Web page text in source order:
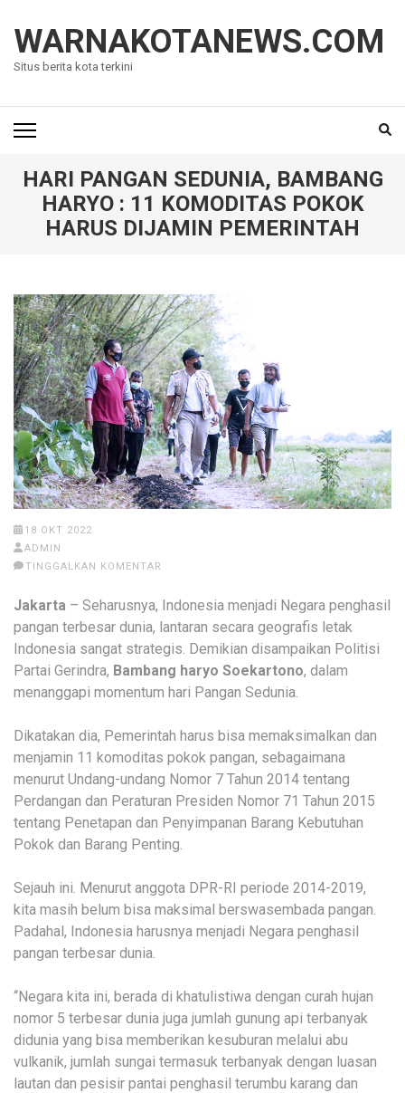
konten
(Tekan
WARNAKOTANEWS.COM
Situs berita kota terkini
HARI PANGAN SEDUNIA, BAMBANG
HARYO : 11 KOMODITAS POKOK
HARUS DIJAMIN PEMERINTAH
18 OKT 2022
ADMIN
TINGGALKAN KOMENTAR
Jakarta – Seharusnya, Indonesia menjadi Negara penghasil
pangan terbesar dunia, lantaran secara geografis letak
Indonesia sangat strategis. Demikian disampaikan Politisi
Partai Gerindra, Bambang haryo Soekartono, dalam
menanggapi momentum hari Pangan Sedunia.
Dikatakan dia, Pemerintah harus bisa memaksimalkan dan
menjamin 11 komoditas pokok pangan, sebagaimana
menurut Undang-undang Nomor 7 Tahun 2014 tentang
Perdangan dan Peraturan Presiden Nomor 71 Tahun 2015
tentang Penetapan dan Penyimpanan Barang Kebutuhan
Pokok dan Barang Penting.
Sejauh ini. Menurut anggota DPR-RI periode 2014-2019,
kita masih belum bisa maksimal berswasembada pangan.
Padahal, Indonesia harusnya menjadi Negara penghasil
pangan terbesar dunia.
“Negara kita ini, berada di khatulistiwa dengan curah hujan
nomor 5 terbesar dunia juga jumlah gunung api terbanyak
didunia yang bisa memberikan kesuburan melalui abu
vulkanik, jumlah sungai termasuk terbanyak dengan luasan
lautan dan pesisir pantai penghasil terumbu karang dan